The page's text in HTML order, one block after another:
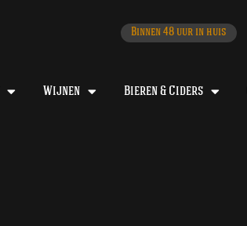
Binnen 48 uur in huis
Wijnen Bieren & Ciders